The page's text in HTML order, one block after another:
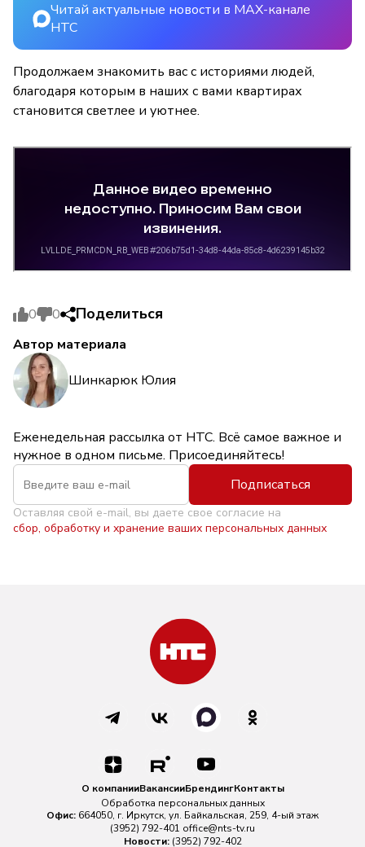
Читай актуальные новости в MAX-канале
НТС
Продолжаем знакомить вас с историями людей,
благодаря которым в наших с вами квартирах
становится светлее и уютнее.
0 0 Поделиться
Автор материала
Шинкарюк Юлия
Еженедельная рассылка от НТС. Всё самое важное и
нужное в одном письме. Присоединяйтесь!
Подписаться
Оставляя свой e-mail, вы даете свое согласие на
сбор, обработку и хранение ваших персональных данных
О компанииВакансииБрендингКонтакты
Обработка персональных данных
Офис: 664050, г. Иркутск, ул. Байкальская, 259, 4-ый этаж
(3952) 792-401 office@nts-tv.ru
Новости: (3952) 792-402